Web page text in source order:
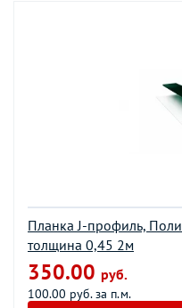
Планка J-профиль,
толщина 0,45 2м
350.00 руб.
100.00 руб. за п.м.